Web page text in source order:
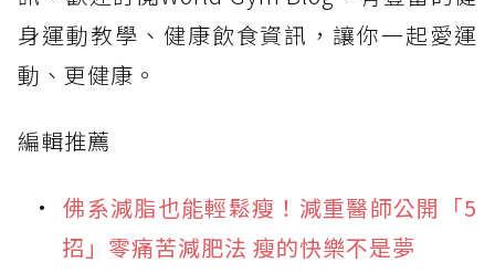
身運動教學、健康飲食資訊，讓你一起愛運
動、更健康。
編輯推薦
佛系減脂也能輕鬆瘦！減重醫師公開「5
招」零痛苦減肥法 瘦的快樂不是夢